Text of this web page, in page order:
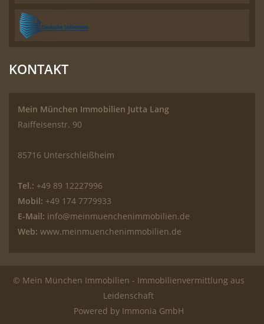
KONTAKT
Mein München Immobilien Jutta Lang
Raiffeisenstr. 90
85716 Unterschleißheim
Tel.: +49 89 12227996
Mobil: +49 174 7779933
E-Mail: info@meinmuenchenimmobilien.de
Web: www.meinmuenchenimmobilien.de
© Mein München Immobilien - Immobilienvermittlung aus
Leidenschaft
Powered by Immonia GmbH